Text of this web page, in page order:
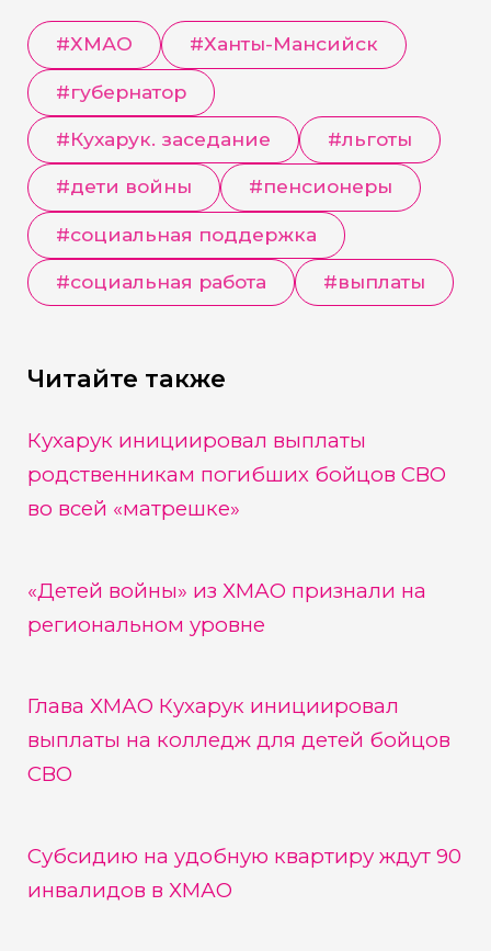
#ХМАО #Ханты-Мансийск
#губернатор
#Кухарук. заседание #льготы
#дети войны #пенсионеры
#социальная поддержка
#социальная работа #выплаты
Читайте также
Кухарук инициировал выплаты
родственникам погибших бойцов СВО
во всей «матрешке»
«Детей войны» из ХМАО признали на
региональном уровне
Глава ХМАО Кухарук инициировал
выплаты на колледж для детей бойцов
СВО
Субсидию на удобную квартиру ждут 90
инвалидов в ХМАО